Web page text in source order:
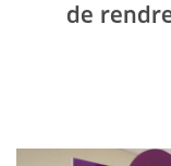
de